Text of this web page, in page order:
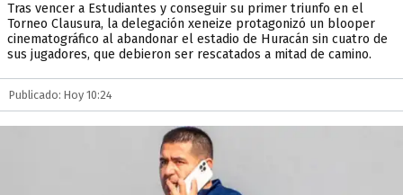
Tras vencer a Estudiantes y conseguir su primer triunfo en el
Torneo Clausura, la delegación xeneize protagonizó un blooper
cinematográfico al abandonar el estadio de Huracán sin cuatro de
sus jugadores, que debieron ser rescatados a mitad de camino.
Publicado: Hoy 10:24